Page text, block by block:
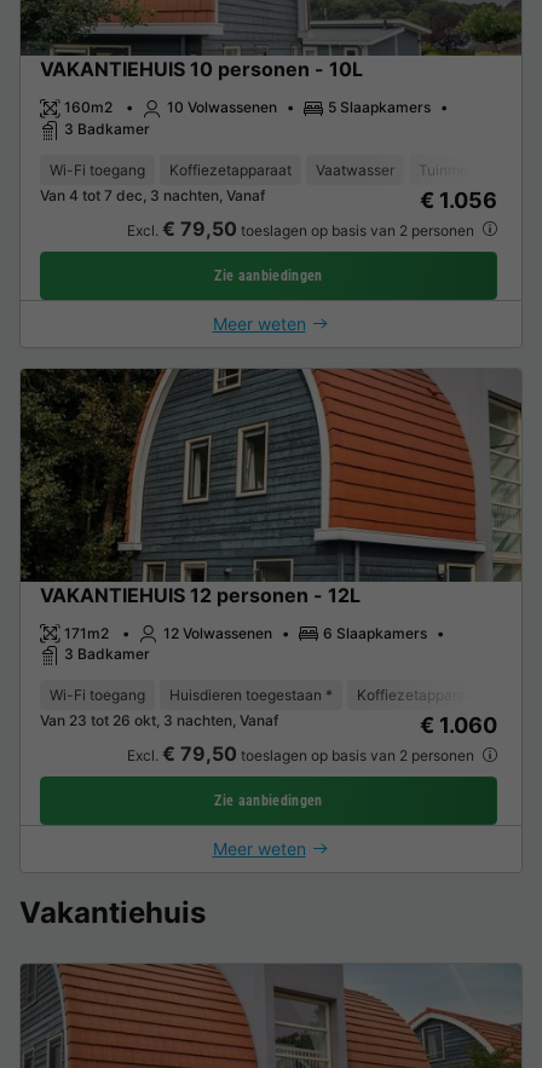
VAKANTIEHUIS 10 personen - 10L
160m2 10 Volwassenen
5 Slaapkamers
3 Badkamer
Wi-Fi toegang Koffiezetapparaat Vaatwasser Tuinmeubelen
Van 4 tot 7 dec, 3 nachten, Vanaf
€ 1.056
Excl. € 79,50 toeslagen op basis van 2 personen
Zie aanbiedingen
Meer weten
VAKANTIEHUIS 12 personen - 12L
171m2 12 Volwassenen
6 Slaapkamers
3 Badkamer
Wi-Fi toegang Huisdieren toegestaan * Koffiezetapparaat
Van 23 tot 26 okt, 3 nachten, Vanaf
€ 1.060
Excl. € 79,50 toeslagen op basis van 2 personen
Zie aanbiedingen
Meer weten
Vakantiehuis